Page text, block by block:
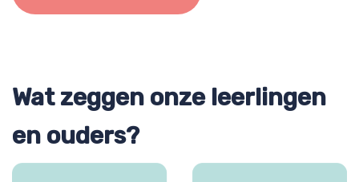
Wat zeggen onze leerlingen
en ouders?